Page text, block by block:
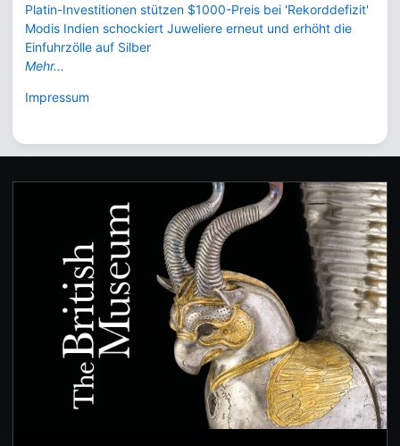
Platin-Investitionen stützen $1000-Preis bei 'Rekorddefizit'
Modis Indien schockiert Juweliere erneut und erhöht die
Einfuhrzölle auf Silber
Mehr...
Impressum